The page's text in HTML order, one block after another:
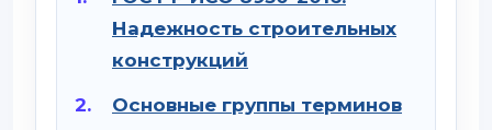
Надежность строительных
конструкций
Основные группы терминов